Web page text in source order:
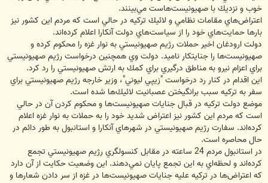
خوب و نزديك با صهيونيست‌هاست مي‌بينند.
اعتراض‌هاي مقامات نظامي و لائيك تركيه در حالي است كه مردم اين كشور نيز
بارها حمايت‌هاي خود را از سياست‌هاي دولت آنكارا اعلام كرده‌اند.
دولت ارودغان اخير حملات رژيم صهيونيستي به نوار غزه را محكوم كرده و
صهيونيست‌ها را جنايتكار ناميد. دولت وي همچنين درخواست رژيم صهيونيستي
براي اعزام نيرو به مناطق درگيري براي كمك به ارتش صهيونيستي را رد كرد.
اين اقدام در كنار رد درخواست "زيپي ليوني"، وزير خارجه رژيم صهيونيستي براي
سفر به تركيه سبب برانگيختن عصبانيت لائيك‌ها شده است.
موضع دولت تركيه در قبال جنايات صهيونيست‌ها و محكوم كردن آن در حالي
است كه مردم اين كشور نيز اعتراض شديد خود را به حملات به نوار غزه اعلام
كرده‌اند. سفارت رژيم صهيونيستي در شهرهاي آنكارا و استانبول به طور دائم در
حال محاصره است.
در استانبول مردم 24 ساعته در مقابل كنسولگري رژيم صهيونيستي تجمع
كرده‌اند و لحظه‌اي به اين تجمع پايان نمي‌دهند. اين وضعيت حكايت از آن دارد
كه اعتراض‌ها در تركيه عليه جنايات صهيونيست‌ها در غزه از سر دادن شعارها و